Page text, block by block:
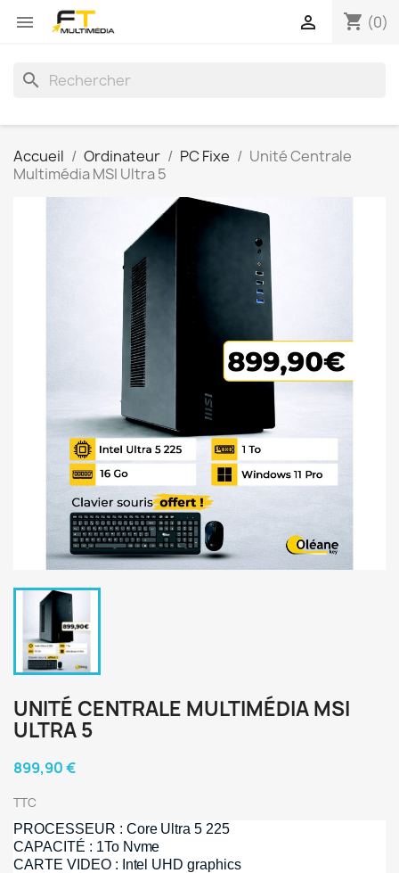
 shopping_cart (0)

search
Accueil Ordinateur PC Fixe
Unité Centrale
Multimédia MSI Ultra 5
UNITÉ CENTRALE MULTIMÉDIA MSI
ULTRA 5
899,90 €
TTC
PROCESSEUR : Core Ultra5 225
CAPACITÉ : 1To Nvme
CARTE VIDEO : Intel UHD graphics